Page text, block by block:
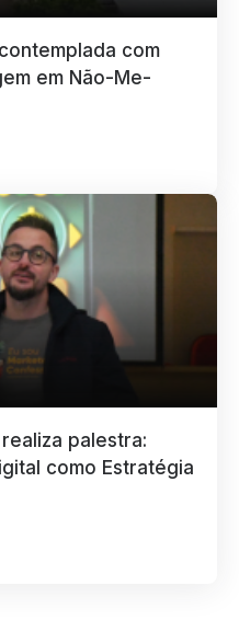
com
em Não-Me-
palestra:
como Estratégia